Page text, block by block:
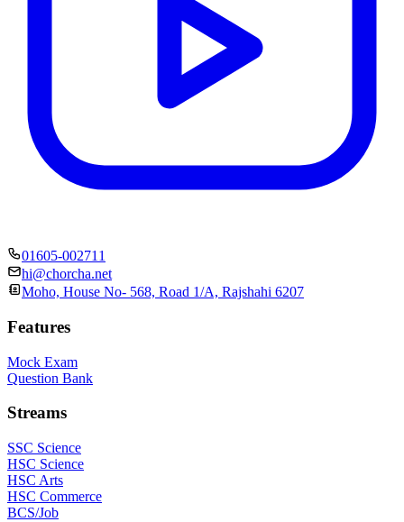
01605-002711
hi@chorcha.net
Moho, House No- 568, Road 1/A, Rajshahi 6207
Features
Mock Exam
Question Bank
Streams
SSC Science
HSC Science
HSC Arts
HSC Commerce
BCS/Job